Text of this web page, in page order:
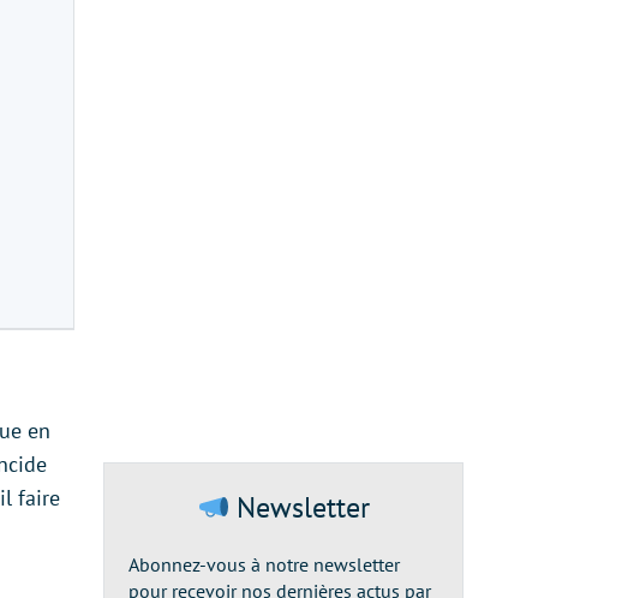
en
faire
Newsletter
Abonnez-vous à notre newsletter
pour recevoir nos dernières actus par